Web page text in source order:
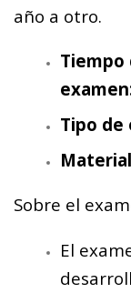
año a otro.
Tiempo
Tipo de
Sobre el
El